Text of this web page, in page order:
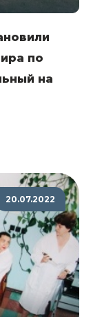
по
на
20.07.2022